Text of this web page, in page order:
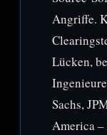
Angriffe.
Lücken,
Sachs,
America